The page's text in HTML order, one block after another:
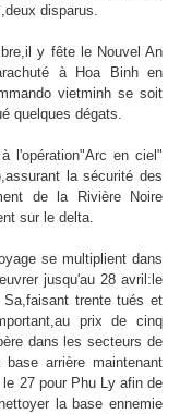
disparus.
y fête le Nouvel An
à Hoa Binh en
vietminh se soit
quelques dégats.
l'opération"Arc en ciel"
la sécurité des
de la Rivière Noire
sur le delta.
se multiplient dans
jusqu'au 28 avril:le
trente tués et
prix de cinq
dans les secteurs de
arrière maintenant
27 pour Phu Ly afin de
la base ennemie